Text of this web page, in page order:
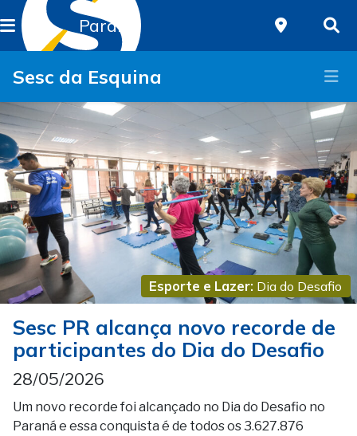
Paraná
Sesc da Esquina
Esporte e Lazer: Dia do Desafio
Sesc PR alcança novo recorde de
participantes do Dia do Desafio
28/05/2026
Um novo recorde foi alcançado no Dia do Desafio no
Paraná e essa conquista é de todos os 3.627.876